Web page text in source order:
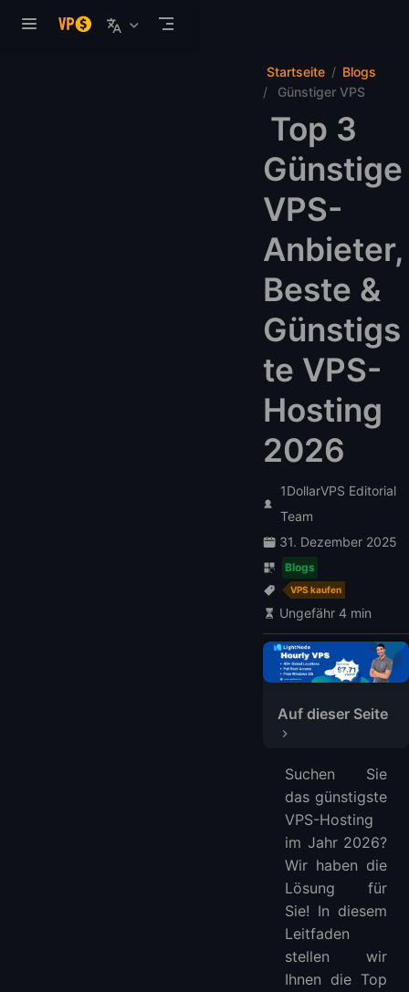
Startseite
Blogs
Günstiger VPS
Top 3
Günstige
VPS-
Anbieter,
Beste &
Günstigs
te VPS-
Hosting
2026
1DollarVPS Editorial
Team
31. Dezember 2025
Blogs
VPS kaufen
Ungefähr 4 min
Auf dieser SeiteBester und Günstigster VPS-Hosting-Server im Jahr 2026
Was ist ein Günstiger VPS?
Was ist der günstigste VPS, den es gibt?
Kann ich VPS kostenlos bekommen?
Weitere Günstige VPS
Suchen Sie
das günstigste
VPS-Hosting
im Jahr 2026?
Wir haben die
Lösung für
Sie! In diesem
Leitfaden
stellen wir
Ihnen die Top